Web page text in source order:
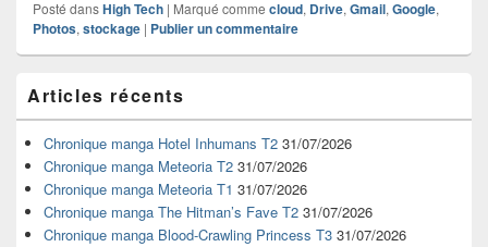
Posté dansHigh Tech | Marqué comme cloud, Drive, Gmail, Google,
Photos, stockage | Publier un commentaire
principale
de
widget
pour
barre
latérale
Articles récents
Chronique manga Hotel Inhumans T2 31/07/2026
Chronique manga Meteoria T2 31/07/2026
Chronique manga Meteoria T1 31/07/2026
Chronique manga The Hitman’s Fave T2 31/07/2026
Chronique manga Blood-Crawling Princess T3 31/07/2026